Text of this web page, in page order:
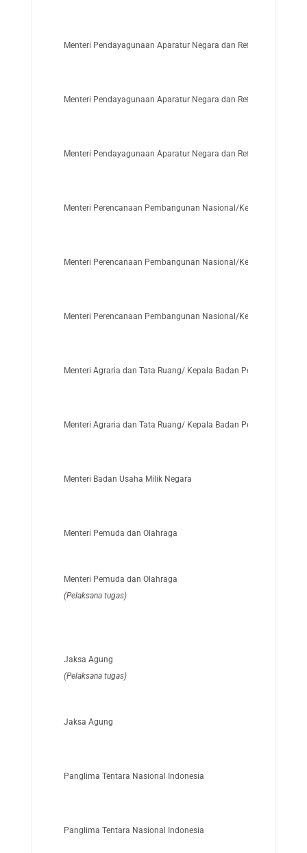
Menteri Pendayagunaan Aparatur Negara dan Reformasi
Menteri Pendayagunaan Aparatur Negara dan Reformasi
Menteri Pendayagunaan Aparatur Negara dan Reformasi
Menteri Perencanaan Pembangunan Nasional/Kepala Badan
Menteri Perencanaan Pembangunan Nasional/Kepala Badan
Menteri Perencanaan Pembangunan Nasional/Kepala Badan
Menteri Agraria dan Tata Ruang/ Kepala Badan Pertanahan
Menteri Agraria dan Tata Ruang/ Kepala Badan Pertanahan
Menteri Badan Usaha Milik Negara
Menteri Pemuda dan Olahraga
Menteri Pemuda dan Olahraga
(Pelaksana tugas)
Jaksa Agung
(Pelaksana tugas)
Jaksa Agung
Panglima Tentara Nasional Indonesia
Panglima Tentara Nasional Indonesia